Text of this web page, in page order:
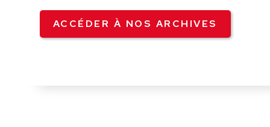
ACCÉDER À NOS ARCHIVES